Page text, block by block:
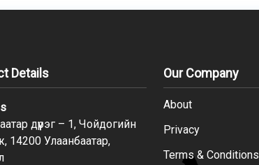
Details
дүүрэг – 1, Чойдогийн
14200 Улаанбаатар,
Our Company
About
Privacy
Terms & Conditions